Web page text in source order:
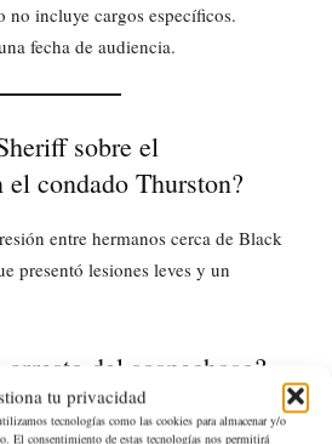
tu privacidad
tecnologías como las cookies para almacenar y/o
El consentimiento de estas tecnologías nos permitirá
incluye cargos específicos.
fecha de audiencia.
sobre el
condado Thurston?
entre hermanos cerca de Black
presentó lesiones leves y un
del sospechoso?
estaba en otra casa, dijo que